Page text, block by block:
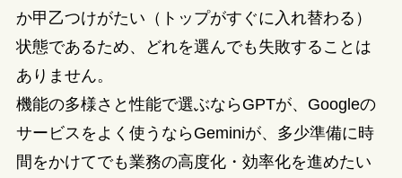
か甲乙つけがたい（トップがすぐに入れ替わる）
状態であるため、どれを選んでも失敗することは
ありません。
機能の多様さと性能で選ぶならGPTが、Googleの
サービスをよく使うならGeminiが、多少準備に時
間をかけてでも業務の高度化・効率化を進めたい